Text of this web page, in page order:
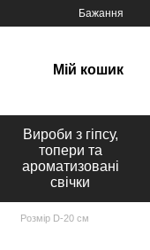
Бажання
Мій кошик
Вироби з гіпсу,
топери та
ароматизовані
свічки
Розмір D-20 cм